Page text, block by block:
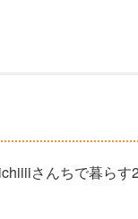
さんちで暮らす2